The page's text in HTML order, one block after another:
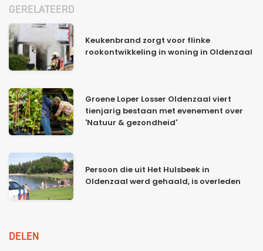
GERELATEERD
Keukenbrand zorgt voor flinke
rookontwikkeling in woning in Oldenzaal
Groene Loper Losser Oldenzaal viert
tienjarig bestaan met evenement over
'Natuur & gezondheid'
Persoon die uit Het Hulsbeek in
Oldenzaal werd gehaald, is overleden
DELEN